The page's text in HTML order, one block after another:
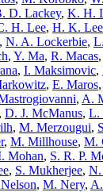
D. Lackey, K. H.
H. Lee, H. K. Lee
, N. A. Lockerbie,
, Y. Ma, R. Macas,
, I. Maksimovic,
, E. Maros,
, A.
D. J. McManus, L.
, M. Merzougui,
, M. Millhouse, M.
Mohan, S. R. P.
, S. Mukherjee, N.
, M. Nery,